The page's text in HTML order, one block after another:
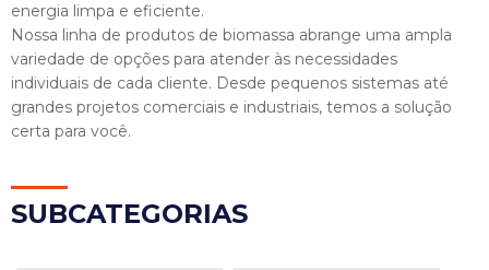
energia limpa e eficiente.
Nossa linha de produtos de biomassa abrange uma ampla
variedade de opções para atender às necessidades
individuais de cada cliente. Desde pequenos sistemas até
grandes projetos comerciais e industriais, temos a solução
certa para você.
SUBCATEGORIAS